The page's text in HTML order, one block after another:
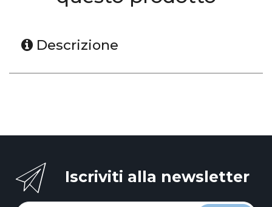
Descrizione
Iscriviti alla newsletter